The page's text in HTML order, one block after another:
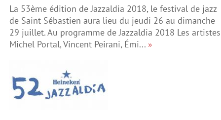
La 53ème édition de Jazzaldia 2018, le festival de jazz
de Saint Sébastien aura lieu du jeudi 26 au dimanche
29 juillet. Au programme de Jazzaldia 2018 Les artistes
Michel Portal, Vincent Peirani, Émi... »